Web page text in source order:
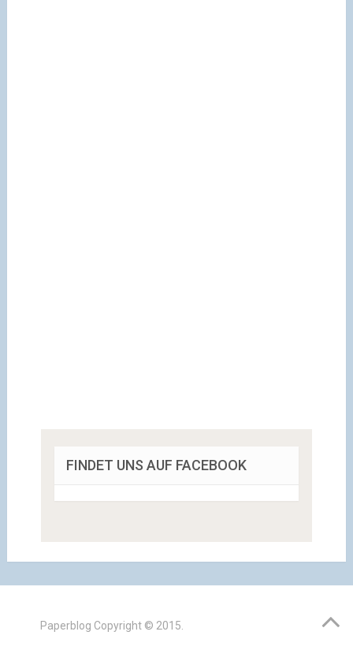
FINDET UNS AUF FACEBOOK
Paperblog Copyright © 2015.